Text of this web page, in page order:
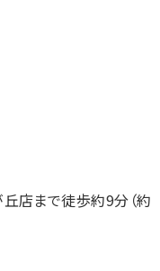
店まで徒歩約9分（約